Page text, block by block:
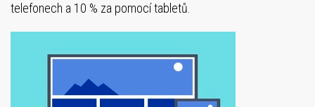
telefonech a 10 % za pomocí tabletů.